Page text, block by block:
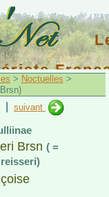
> Noctuelles >
suivant
Brsn ( =